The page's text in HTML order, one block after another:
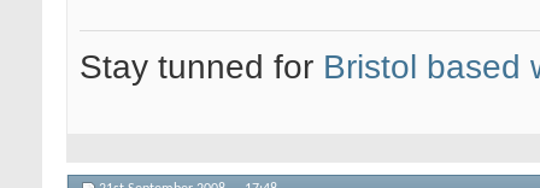
Stay tunned for Bristol based